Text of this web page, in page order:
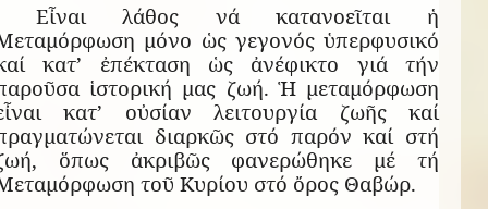
Εἶναι λάθος νά κατανοεῖται ἡ
μόνο ὡς γεγονός ὑπερφυσικό
κατ’ ἐπέκταση ὡς ἀνέφικτο γιά τήν
ἱστορική μας ζωή. Ἡ μεταμόρφωση
κατ’ οὐσίαν λειτουργία ζωῆς καί
διαρκῶς στό παρόν καί στή
ὅπως ἀκριβῶς φανερώθηκε μέ τή
τοῦ Κυρίου στό ὄρος Θαβώρ.